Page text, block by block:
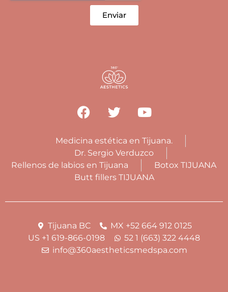
Enviar
Medicina estética en Tijuana.
Dr. Sergio Verduzco
Rellenos de labios en Tijuana
Botox TIJUANA
Butt fillers TIJUANA
Tijuana BC
MX +52 664 912 0125
US +1 619-866-0198
52 1 (663) 322 4448
info@360aestheticsmedspa.com